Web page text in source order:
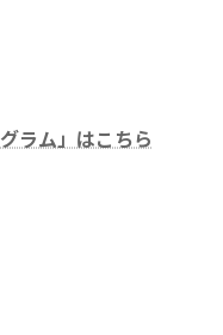
ラム」はこちら